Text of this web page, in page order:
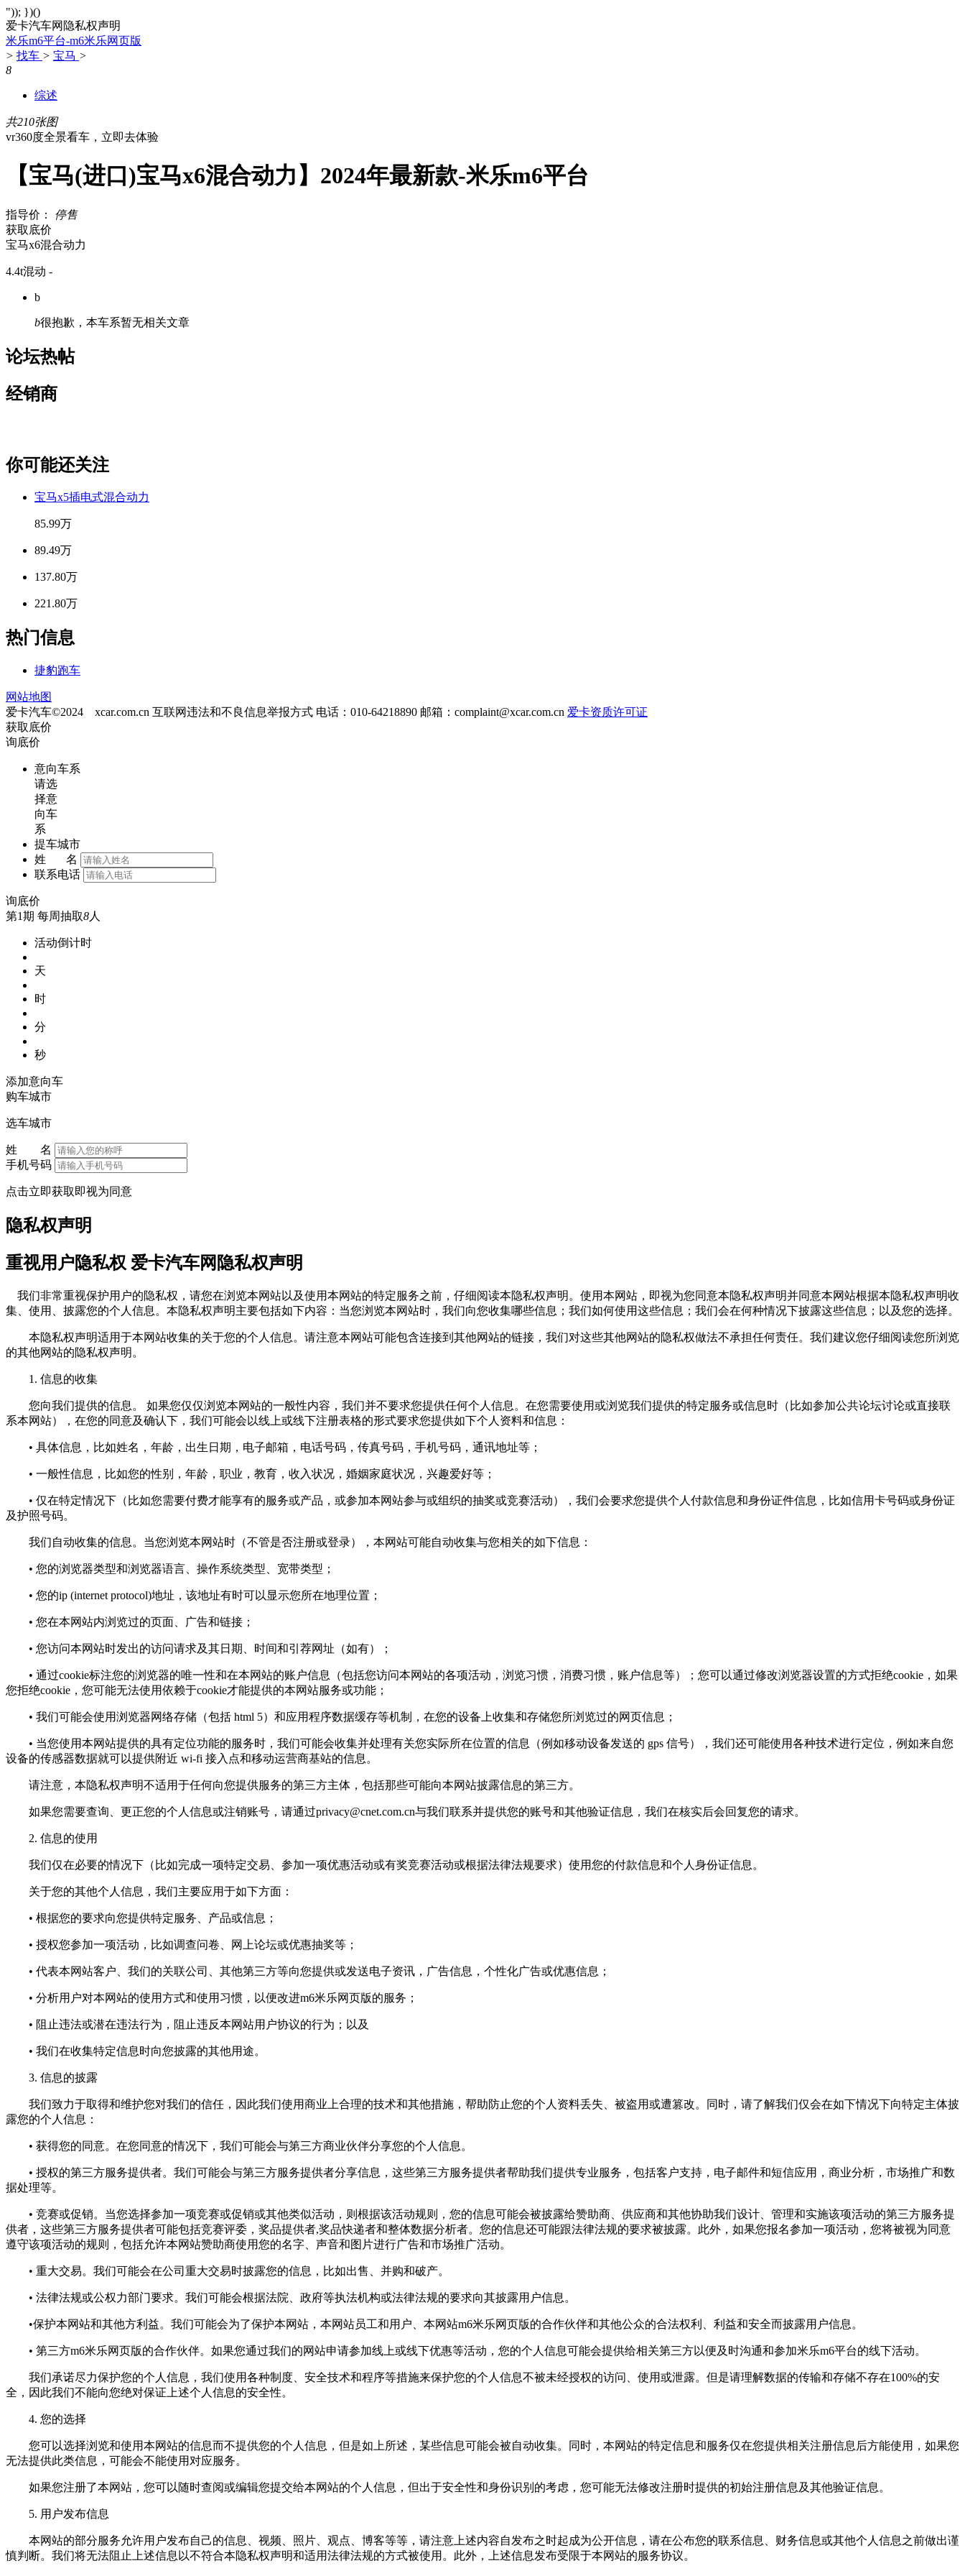
")); })()
爱卡汽车网隐私权声明
米乐m6平台-m6米乐网页版
> 找车 > 宝马 >
8
综述
共210张图
vr360度全景看车，立即去体验
【宝马(进口)宝马x6混合动力】2024年最新款-米乐m6平台
指导价： 停售
获取底价
宝马x6混合动力
4.4t混动 -
b
b很抱歉，本车系暂无相关文章
论坛热帖
经销商
你可能还关注
宝马x5插电式混合动力
85.99万
89.49万
137.80万
221.80万
热门信息
捷豹跑车
网站地图
爱卡汽车©2024 xcar.com.cn 互联网违法和不良信息举报方式 电话：010-64218890 邮箱： complaint@xcar.com.cn 爱卡资质许可证
获取底价
询底价
意向车系
请选
择意
向车
系
提车城市
姓 名
联系电话
询底价
第1期 每周抽取8人
活动倒计时
天
时
分
秒
添加意向车
购车城市
选车城市
姓 名
手机号码
点击立即获取即视为同意
隐私权声明
重视用户隐私权 爱卡汽车网隐私权声明
我们非常重视保护用户的隐私权，请您在浏览本网站以及使用本网站的特定服务之前，仔细阅读本隐私权声明。使用本网站，即视为您同意本隐私权声明并同意本网站根据本隐私权声明收
集、使用、披露您的个人信息。本隐私权声明主要包括如下内容：当您浏览本网站时，我们向您收集哪些信息；我们如何使用这些信息；我们会在何种情况下披露这些信息；以及您的选择。
本隐私权声明适用于本网站收集的关于您的个人信息。请注意本网站可能包含连接到其他网站的链接，我们对这些其他网站的隐私权做法不承担任何责任。我们建议您仔细阅读您所浏览
的其他网站的隐私权声明。
1. 信息的收集
您向我们提供的信息。 如果您仅仅浏览本网站的一般性内容，我们并不要求您提供任何个人信息。在您需要使用或浏览我们提供的特定服务或信息时（比如参加公共论坛讨论或直接联
系本网站），在您的同意及确认下，我们可能会以线上或线下注册表格的形式要求您提供如下个人资料和信息：
• 具体信息，比如姓名，年龄，出生日期，电子邮箱，电话号码，传真号码，手机号码，通讯地址等；
• 一般性信息，比如您的性别，年龄，职业，教育，收入状况，婚姻家庭状况，兴趣爱好等；
• 仅在特定情况下（比如您需要付费才能享有的服务或产品，或参加本网站参与或组织的抽奖或竞赛活动），我们会要求您提供个人付款信息和身份证件信息，比如信用卡号码或身份证
及护照号码。
我们自动收集的信息。当您浏览本网站时（不管是否注册或登录），本网站可能自动收集与您相关的如下信息：
• 您的浏览器类型和浏览器语言、操作系统类型、宽带类型；
• 您的ip (internet protocol)地址，该地址有时可以显示您所在地理位置；
• 您在本网站内浏览过的页面、广告和链接；
• 您访问本网站时发出的访问请求及其日期、时间和引荐网址（如有）；
• 通过cookie标注您的浏览器的唯一性和在本网站的账户信息（包括您访问本网站的各项活动，浏览习惯，消费习惯，账户信息等）；您可以通过修改浏览器设置的方式拒绝cookie，如果
您拒绝cookie，您可能无法使用依赖于cookie才能提供的本网站服务或功能；
• 我们可能会使用浏览器网络存储（包括 html 5）和应用程序数据缓存等机制，在您的设备上收集和存储您所浏览过的网页信息；
• 当您使用本网站提供的具有定位功能的服务时，我们可能会收集并处理有关您实际所在位置的信息（例如移动设备发送的 gps 信号），我们还可能使用各种技术进行定位，例如来自您
设备的传感器数据就可以提供附近 wi-fi 接入点和移动运营商基站的信息。
请注意，本隐私权声明不适用于任何向您提供服务的第三方主体，包括那些可能向本网站披露信息的第三方。
如果您需要查询、更正您的个人信息或注销账号，请通过privacy@cnet.com.cn与我们联系并提供您的账号和其他验证信息，我们在核实后会回复您的请求。
2. 信息的使用
我们仅在必要的情况下（比如完成一项特定交易、参加一项优惠活动或有奖竞赛活动或根据法律法规要求）使用您的付款信息和个人身份证信息。
关于您的其他个人信息，我们主要应用于如下方面：
• 根据您的要求向您提供特定服务、产品或信息；
• 授权您参加一项活动，比如调查问卷、网上论坛或优惠抽奖等；
• 代表本网站客户、我们的关联公司、其他第三方等向您提供或发送电子资讯，广告信息，个性化广告或优惠信息；
• 分析用户对本网站的使用方式和使用习惯，以便改进m6米乐网页版的服务；
• 阻止违法或潜在违法行为，阻止违反本网站用户协议的行为；以及
• 我们在收集特定信息时向您披露的其他用途。
3. 信息的披露
我们致力于取得和维护您对我们的信任，因此我们使用商业上合理的技术和其他措施，帮助防止您的个人资料丢失、被盗用或遭篡改。同时，请了解我们仅会在如下情况下向特定主体披
露您的个人信息：
• 获得您的同意。在您同意的情况下，我们可能会与第三方商业伙伴分享您的个人信息。
• 授权的第三方服务提供者。我们可能会与第三方服务提供者分享信息，这些第三方服务提供者帮助我们提供专业服务，包括客户支持，电子邮件和短信应用，商业分析，市场推广和数
据处理等。
• 竞赛或促销。当您选择参加一项竞赛或促销或其他类似活动，则根据该活动规则，您的信息可能会被披露给赞助商、供应商和其他协助我们设计、管理和实施该项活动的第三方服务提
供者，这些第三方服务提供者可能包括竞赛评委，奖品提供者,奖品快递者和整体数据分析者。您的信息还可能跟法律法规的要求被披露。此外，如果您报名参加一项活动，您将被视为同意
遵守该项活动的规则，包括允许本网站赞助商使用您的名字、声音和图片进行广告和市场推广活动。
• 重大交易。我们可能会在公司重大交易时披露您的信息，比如出售、并购和破产。
• 法律法规或公权力部门要求。我们可能会根据法院、政府等执法机构或法律法规的要求向其披露用户信息。
•保护本网站和其他方利益。我们可能会为了保护本网站，本网站员工和用户、本网站m6米乐网页版的合作伙伴和其他公众的合法权利、利益和安全而披露用户信息。
• 第三方m6米乐网页版的合作伙伴。如果您通过我们的网站申请参加线上或线下优惠等活动，您的个人信息可能会提供给相关第三方以便及时沟通和参加米乐m6平台的线下活动。
我们承诺尽力保护您的个人信息，我们使用各种制度、安全技术和程序等措施来保护您的个人信息不被未经授权的访问、使用或泄露。但是请理解数据的传输和存储不存在100%的安
全，因此我们不能向您绝对保证上述个人信息的安全性。
4. 您的选择
您可以选择浏览和使用本网站的信息而不提供您的个人信息，但是如上所述，某些信息可能会被自动收集。同时，本网站的特定信息和服务仅在您提供相关注册信息后方能使用，如果您
无法提供此类信息，可能会不能使用对应服务。
如果您注册了本网站，您可以随时查阅或编辑您提交给本网站的个人信息，但出于安全性和身份识别的考虑，您可能无法修改注册时提供的初始注册信息及其他验证信息。
5. 用户发布信息
本网站的部分服务允许用户发布自己的信息、视频、照片、观点、博客等等，请注意上述内容自发布之时起成为公开信息，请在公布您的联系信息、财务信息或其他个人信息之前做出谨
慎判断。我们将无法阻止上述信息以不符合本隐私权声明和适用法律法规的方式被使用。此外，上述信息发布受限于本网站的服务协议。